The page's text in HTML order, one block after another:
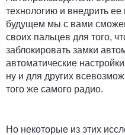
технологию и внедрить
будущем мы с вами
своих пальцев для того,
заблокировать замки
автоматические
ну и для других
того же самого радио.
Но некоторые из этих